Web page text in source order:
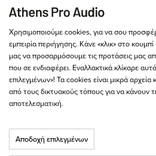
Αριθμός Γ.Ε.ΜΗ.
Χρησιμοποιούμε cookies, για να σου
εμπειρία περιήγησης. Κάνε «κλικ» στο
μας να προσαρμόσουμε τις προτάσεις μας
που σε ενδιαφέρει. Εναλλακτικά κλίκαρε
επιλεγμένων»! Τα cookies είναι μικρά αρχεία
από τους δικτυακούς τόπους για να κάνουν
αποτελεσματική.
Αποδοχή επιλεγμένων